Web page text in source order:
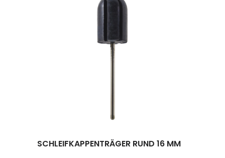
SCHLEIFKAPPENTRÄGER RUND 16 MM